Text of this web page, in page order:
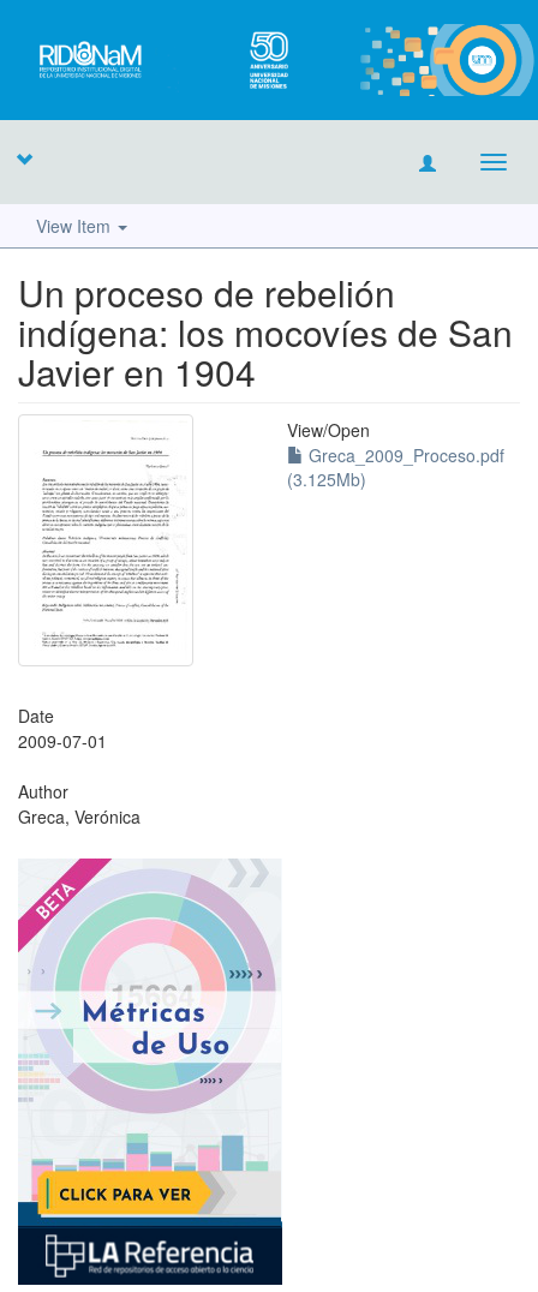
View Item
Un proceso de rebelión
indígena: los mocovíes de San
Javier en 1904
View/Open
Greca_2009_Proceso.pdf
(3.125Mb)
Date
2009-07-01
Author
Greca, Verónica
?